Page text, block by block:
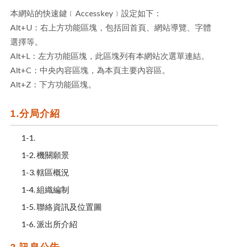
本網站的快速鍵﹝Accesskey﹞設定如下：
Alt+U：右上方功能區塊，包括回首頁、網站導覽、字體
選擇等。
Alt+L：左方功能區塊，此區塊列有本網站次選單連結。
Alt+C：中央內容區塊，為本頁主要內容區。
Alt+Z：下方功能區塊。
1.分局介紹
1-1.
1-2. 機關願景
1-3. 轄區概況
1-4. 組織編制
1-5. 聯絡資訊及位置圖
1-6. 派出所介紹